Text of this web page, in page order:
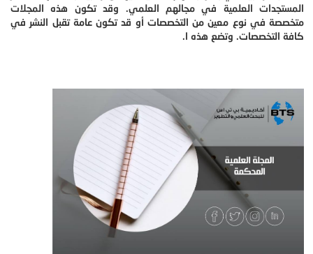
المستجدات العلمية في مجالهم العلمي. وقد تكون هذه المجلات
متخصصة في نوع معين من التخصصات أو قد تكون عامة تقبل النشر في
كافة التخصصات. وتضع هذه ا.